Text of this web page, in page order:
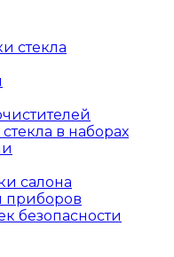
стекла
в наборах
салона
приборов
безопасности